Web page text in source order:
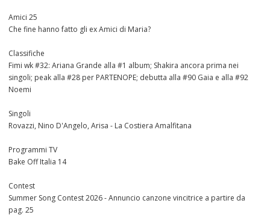
Amici 25
Che fine hanno fatto gli ex Amici di Maria?
Classifiche
Fimi wk #32: Ariana Grande alla #1 album; Shakira ancora prima nei
singoli; peak alla #28 per PARTENOPE; debutta alla #90 Gaia e alla #92
Noemi
Singoli
Rovazzi, Nino D'Angelo, Arisa - La Costiera Amalfitana
Programmi TV
Bake Off Italia 14
Contest
Summer Song Contest 2026 - Annuncio canzone vincitrice a partire da
pag. 25